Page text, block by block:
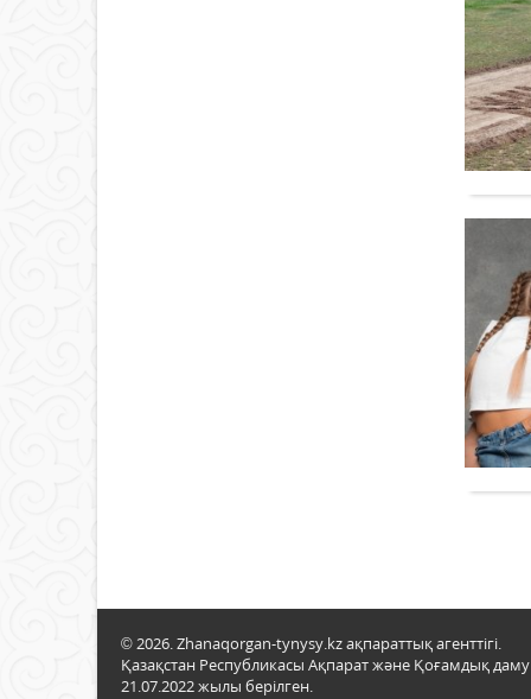
© 2026. Zhanaqorgan-tynysy.kz ақпараттық агенттігі.
Қазақстан Республикасы Ақпарат және Қоғамдық даму
21.07.2022 жылы берілген.